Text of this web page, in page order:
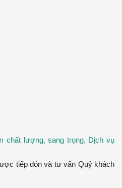
chất lượng, sang trọng, Dịch vụ
tiếp đón và tư vấn Quý khách